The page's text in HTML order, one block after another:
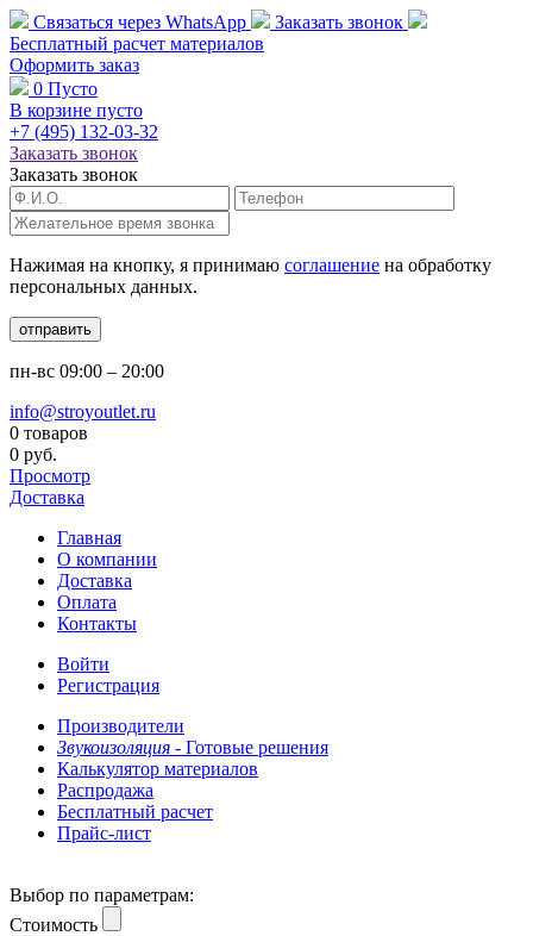
Связаться через WhatsApp
Заказать звонок
Бесплатный расчет материалов
Оформить заказ
0 Пусто
В корзине пусто
+7 (495) 132-03-32
Заказать звонок
Заказать звонок
Нажимая на кнопку, я принимаю соглашение на обработку
персональных данных.
отправить
пн-вс 09:00 – 20:00
info@stroyoutlet.ru
0 товаров
0 руб.
Просмотр
Доставка
Главная
О компании
Доставка
Оплата
Контакты
Войти
Регистрация
Производители
Звукоизоляция - Готовые решения
Калькулятор материалов
Распродажа
Бесплатный расчет
Прайс-лист
Выбор по параметрам:
Стоимость